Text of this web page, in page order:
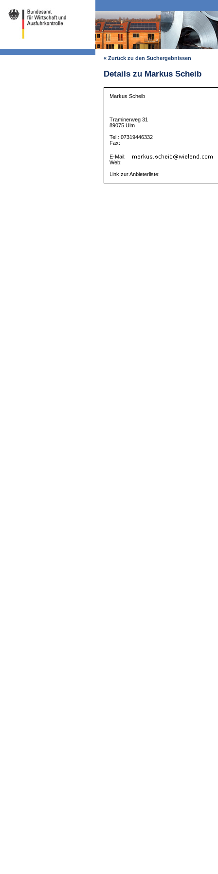
« Zurück zu den Suchergebnissen
Details zu Markus Scheib
Markus Scheib
Traminerweg 31
89075 Ulm
Tel.: 07319446332
Fax:
E-Mail:
Web:
Link zur Anbieterliste: